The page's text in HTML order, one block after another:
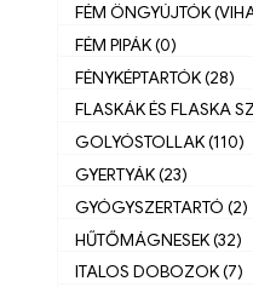
FÉM ÖNGYÚJTÓK
FÉM PIPÁK (0)
FÉNYKÉPTARTÓK (28)
FLASKÁK ÉS FLASKA
GOLYÓSTOLLAK (110)
GYERTYÁK (23)
GYÓGYSZERTARTÓ (2)
HŰTŐMÁGNESEK (32)
ITALOS DOBOZOK (7)